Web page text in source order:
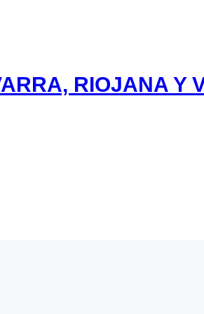
RIOJANA Y